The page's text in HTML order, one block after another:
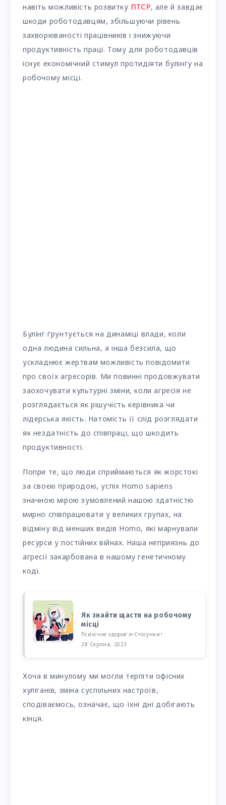
навіть можливість розвитку ПТСР, але й завдає
шкоди роботодавцям, збільшуючи рівень
захворюваності працівників і знижуючи
продуктивність праці. Тому для роботодавців
існує економічний стимул протидіяти булінгу на
робочому місці.
Булінг ґрунтується на динаміці влади, коли
одна людина сильна, а інша безсила, що
ускладнює жертвам можливість повідомити
про своїх агресорів. Ми повинні продовжувати
заохочувати культурні зміни, коли агресія не
розглядається як рішучість керівника чи
лідерська якість. Натомість її слід розглядати
як нездатність до співпраці, що шкодить
продуктивності.
Попри те, що люди сприймаються як жорстокі
за своєю природою, успіх Homo sapiens
значною мірою зумовлений нашою здатністю
мирно співпрацювати у великих групах, на
відміну від менших видів Homo, які марнували
ресурси у постійних війнах. Наша неприязнь до
агресії закарбована в нашому генетичному
коді.
Як знайти щастя на робочому
місці
Психічне здоров'я• Стосунки •
28 Серпня, 2023
Хоча в минулому ми могли терпіти офісних
хуліганів, зміна суспільних настроїв,
сподіваємось, означає, що їхні дні добігають
кінця.